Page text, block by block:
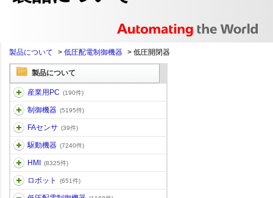
製品について > 低圧配電制御機器 > 低圧開閉器
製品について
産業用PC (190件)
制御機器 (5195件)
FAセンサ (39件)
駆動機器 (7240件)
HMI (8325件)
ロボット (651件)